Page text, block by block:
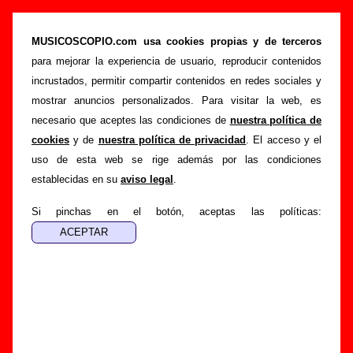
MUSICOSCOPIO.com usa cookies propias y de terceros
para mejorar la experiencia de usuario, reproducir contenidos
incrustados, permitir compartir contenidos en redes sociales y
mostrar anuncios personalizados. Para visitar la web, es
necesario que aceptes las condiciones de nuestra política de
cookies y de nuestra política de privacidad . El acceso y el
uso de esta web se rige además por las condiciones
establecidas en su aviso legal .
Si pinchas en el botón, aceptas las políticas:
Los Flechazos - Añadir o corregir información
Portada >Los Flechazos >Añadir
Si tienes información adicional, puedes enviar nueva
información o corregir la existente mediante el siguiente
formulario o escribiendo un e-mail a
guialven@musicoscopio.com.Gracias por tu
colaboración.
Nombre: